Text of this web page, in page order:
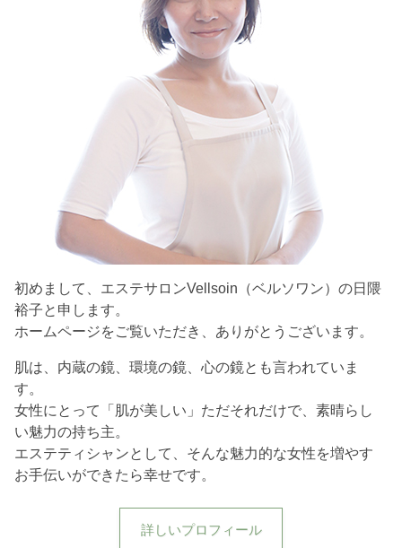
初めまして、エステサロンVellsoin（ベルソワン）の日隈
裕子と申します。
ホームページをご覧いただき、ありがとうございます。
肌は、内蔵の鏡、環境の鏡、心の鏡とも言われていま
す。
女性にとって「肌が美しい」ただそれだけで、素晴らし
い魅力の持ち主。
エステティシャンとして、そんな魅力的な女性を増やす
お手伝いができたら幸せです。
詳しいプロフィール